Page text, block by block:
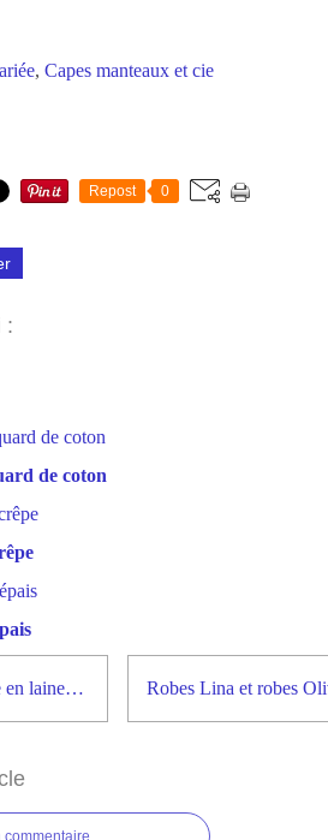
, Capes manteaux et cie
Repost 0
:
de coton
poncho Guillemette en laine: confort, élégance
commentaire